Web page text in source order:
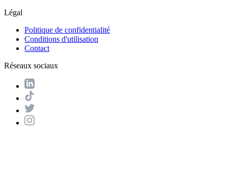
Légal
Politique de confidentialité
Conditions d'utilisation
Contact
Réseaux sociaux